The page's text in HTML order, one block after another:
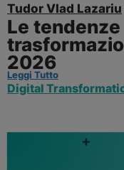
Tudor Vlad Lazariu
Le
2026
Leggi Tutto
Digital